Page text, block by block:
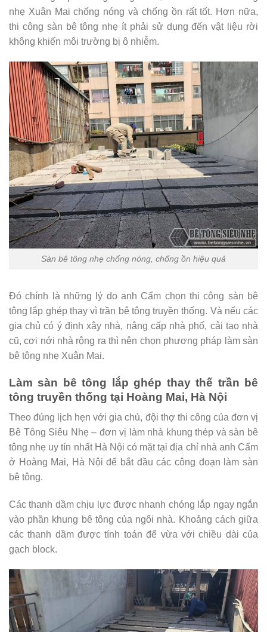
nhẹ Xuân Mai chống nóng và chống ồn rất tốt. Hơn nữa,
thi công sàn bê tông nhẹ ít phải sử dụng đến vật liệu rời
không khiến môi trường bị ô nhiễm.
Sàn bê tông nhẹ chống nóng, chống ồn hiệu quả
Đó chính là những lý do anh Cẩm chọn thi công sàn bê
tông lắp ghép thay vì trần bê tông truyền thống. Và nếu các
gia chủ có ý định xây nhà, nâng cấp nhà phố, cải tạo nhà
cũ, cơi nới nhà rộng ra thì nên chọn phương pháp làm sàn
bê tông nhẹ Xuân Mai.
Làm sàn bê tông lắp ghép thay thế trần bê
tông truyền thống tại Hoàng Mai, Hà Nội
Theo đúng lịch hẹn với gia chủ, đội thợ thi công của đơn vị
Bê Tông Siêu Nhẹ – đơn vị làm nhà khung thép và sàn bê
tông nhẹ uy tín nhất Hà Nội có mặt tại địa chỉ nhà anh Cẩm
ở Hoàng Mai, Hà Nội để bắt đầu các công đoạn làm sàn
bê tông.
Các thanh dầm chịu lực được nhanh chóng lắp ngay ngắn
vào phần khung bê tông của ngôi nhà. Khoảng cách giữa
các thanh dầm được tính toán để vừa với chiều dài của
gạch block.